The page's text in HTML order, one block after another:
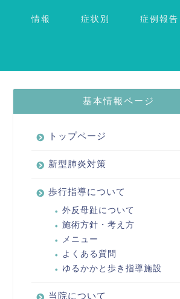
情報 症状別 症例報告
基本情報ページ
トップページ
新型肺炎対策
歩行指導について
外反母趾について
施術方針・考え方
メニュー
よくある質問
ゆるかかと歩き指導施設
当院について